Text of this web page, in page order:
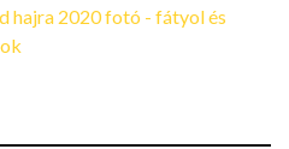
hajra 2020 fotó - fátyol és